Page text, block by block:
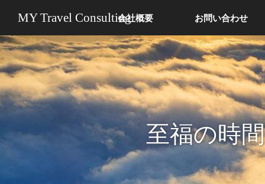
MY Travel Consulting会社概要 お問い合わせ
至福の時